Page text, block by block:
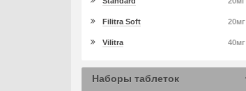
20мг
Filitra Soft
40мг
Vilitra
Наборы таблеток